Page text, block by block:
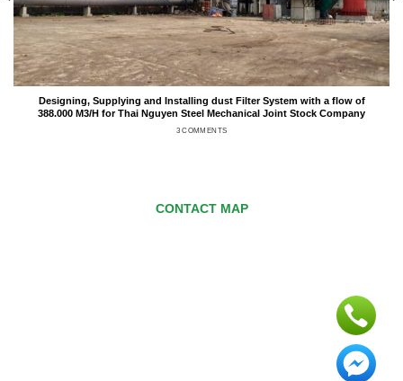
Designing, Supplying and Installing dust Filter System with a flow of
388.000 M3/H for Thai Nguyen Steel Mechanical Joint Stock Company
3 COMMENTS
CONTACT MAP